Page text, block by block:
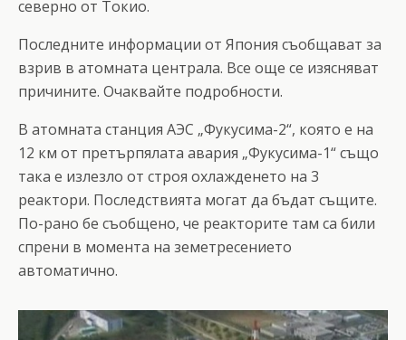
северно от Токио.
Последните информации от Япония съобщават за
взрив в атомната централа. Все още се изясняват
причините. Очаквайте подробности.
В атомната станция АЭС „Фукусима-2“, която е на
12 км от претърпялата авария „Фукусима-1“ също
така е излезло от строя охлажденето на 3
реактори. Последствията могат да бъдат същите.
По-рано бе съобщено, че реакторите там са били
спрени в момента на земетресението
автоматично.